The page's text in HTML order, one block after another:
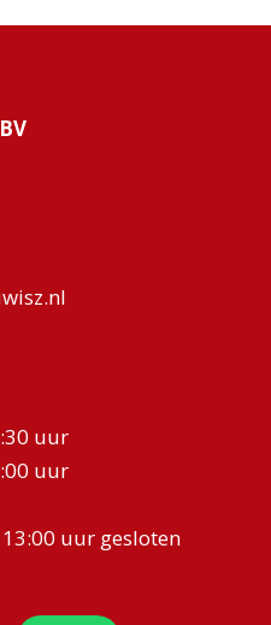
uur
uur
uur gesloten